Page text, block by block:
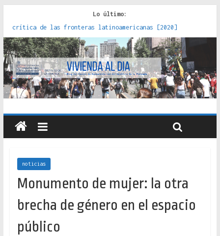
Lo último:
Donde el pedernal choca con el acero : hacia una teoría
crítica de las fronteras latinoamericanas [2020]
Criterios técnicos para una vivienda adecuada [2019]
Red de consultorios de la Caja del Seguro Obrero en
Santiago : un patrimonio emblemático [2014]
Genocidios indígenas en América Latina [2023]
Estudios sobre la espacialización de los Estados :
políticas, prácticas y representaciones [2022]
noticias
Monumento de mujer: la otra
brecha de género en el espacio
público